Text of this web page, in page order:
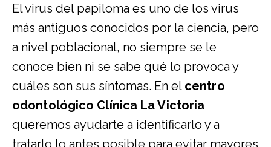
El virus del papiloma es uno de los virus
más antiguos conocidos por la ciencia, pero
a nivel poblacional, no siempre se le
conoce bien ni se sabe qué lo provoca y
cuáles son sus síntomas. En el centro
odontológico Clínica La Victoria
queremos ayudarte a identificarlo y a
tratarlo lo antes posible para evitar mayores